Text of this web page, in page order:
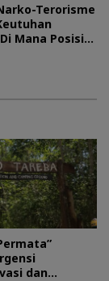
Terorisme
Mana Posisi
dan